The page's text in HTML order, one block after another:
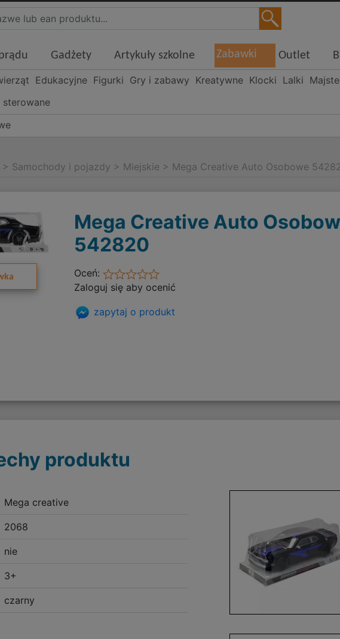
Gadżety Artykuły szkolne Zabawki Outlet
Edukacyjne Figurki Gry i zabawy Kreatywne Klocki Lalki
sterowane
> Samochody i pojazdy > Miejskie > Mega Creative Auto Osobowe
Mega Creative Auto
542820
Oceń:
Zaloguj się aby ocenić
zapytaj o produkt
produktu
Mega creative
2068
nie
3+
czarny